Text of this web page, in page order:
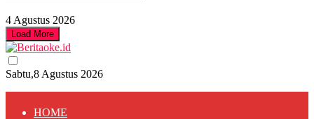
4 Agustus 2026
Load More
Sabtu,8 Agustus 2026
HOME